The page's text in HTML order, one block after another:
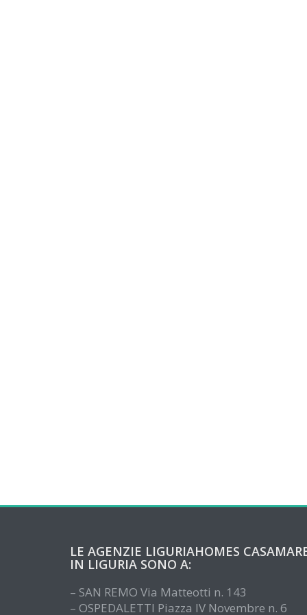
LE AGENZIE LIGURIAHOMES
IN LIGURIA SONO A:
– SAN REMO Via Matteotti n. 143
– OSPEDALETTI Piazza IV Novembre n. 6